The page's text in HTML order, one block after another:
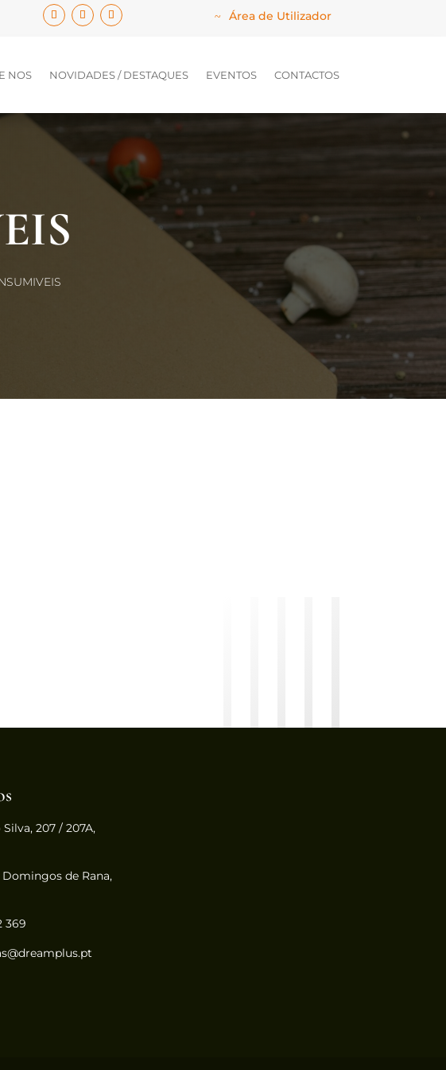
Área de Utilizador
NOS NOVIDADES / DESTAQUES EVENTOS CONTACTOS
207 / 207A,
Domingos de Rana,
369